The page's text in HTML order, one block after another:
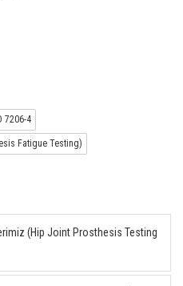
7206-4
Fatigue Testing)
(Hip Joint Prosthesis Testing